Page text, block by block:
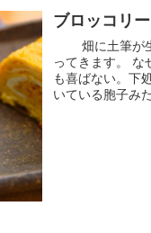
ブロッコリ
畑に土筆が生
ってきます。 な
も喜ばない。下
いている胞子み